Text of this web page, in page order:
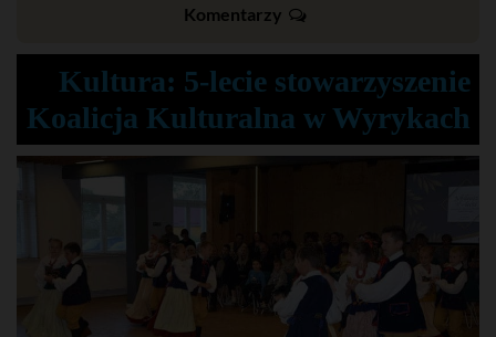
Komentarzy
Kultura: 5-lecie stowarzyszenie
Koalicja Kulturalna w Wyrykach